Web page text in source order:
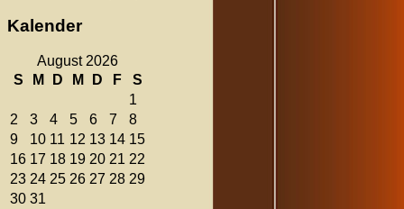
Kalender
August 2026
S
M D M D F
S
1
2
3 4 5 6 7
8
9
10 11 12 13 14 15
16 17 18 19 20 21 22
23 24 25 26 27 28 29
30 31